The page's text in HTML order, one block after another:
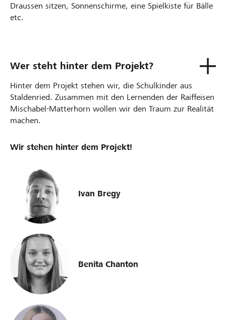
Draussen sitzen, Sonnenschirme, eine Spielkiste für Bälle
etc.
Wer steht hinter dem Projekt?
Hinter dem Projekt stehen wir, die Schulkinder aus
Staldenried. Zusammen mit den Lernenden der Raiffeisen
Mischabel-Matterhorn wollen wir den Traum zur Realität
machen.
Wir stehen hinter dem Projekt!
Ivan Bregy
Benita Chanton